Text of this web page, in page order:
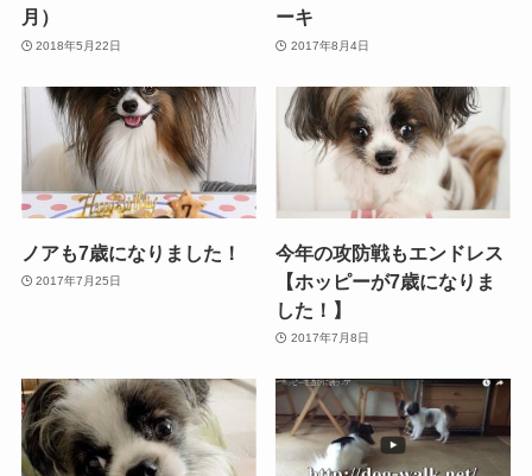
月）
2018年5月22日
ーキ
2017年8月4日
ノアも7歳になりました！
2017年7月25日
今年の攻防戦もエンドレス
【ホッピーが7歳になりま
した！】
2017年7月8日